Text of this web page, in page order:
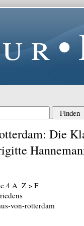
Die
4 A_Z > F
von-rotterdam